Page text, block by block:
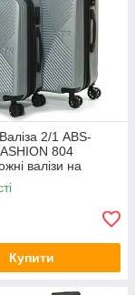
его
чемодан
20 дюймов.
2/1 ABS-
804
валізи на
і в роздріб в
Купити